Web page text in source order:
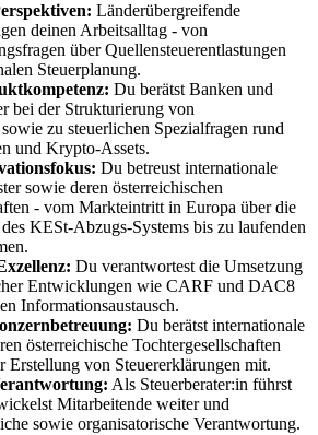
Länderübergreifende
deinen Arbeitsalltag - von
über Quellensteuerentlastungen
Steuerplanung.
Du berätst Banken und
bei der Strukturierung von
zu steuerlichen Spezialfragen rund
und Krypto-Assets.
Du betreust internationale
sowie deren österreichischen
- vom Markteintritt in Europa über die
KESt-Abzugs-Systems bis zu laufenden
Du verantwortest die Umsetzung
Entwicklungen wie CARF und DAC8
Informationsaustausch.
Du berätst internationale
österreichische Tochtergesellschaften
Erstellung von Steuererklärungen mit.
Als Steuerberater:in führst
Mitarbeitende weiter und
sowie organisatorische Verantwortung.